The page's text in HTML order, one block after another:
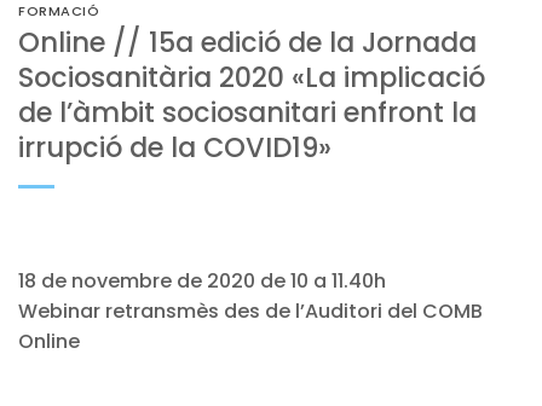
FORMACIÓ
Online // 15a edició de la Jornada
Sociosanitària 2020 «La implicació
de l’àmbit sociosanitari enfront la
irrupció de la COVID19»
18 de novembre de 2020 de 10 a 11.40h
Webinar retransmès des de l’Auditori del COMB
Online